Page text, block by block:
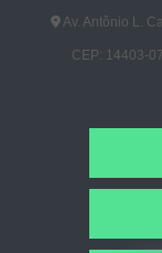
Av. Antônio L.
CEP: 14403-